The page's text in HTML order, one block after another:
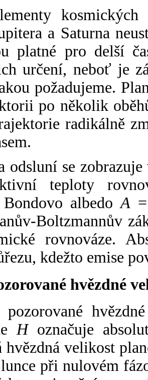
a Saturna
platné pro delší
určení, neboť je
požadujeme.
po několik
radikálně
odsluní se
teploty
Bondovo albedoA
Boltzmannův
rovnováze.
kdežto emise
hvězdné
Hoznačuje
hvězdná velikost
při nulovém